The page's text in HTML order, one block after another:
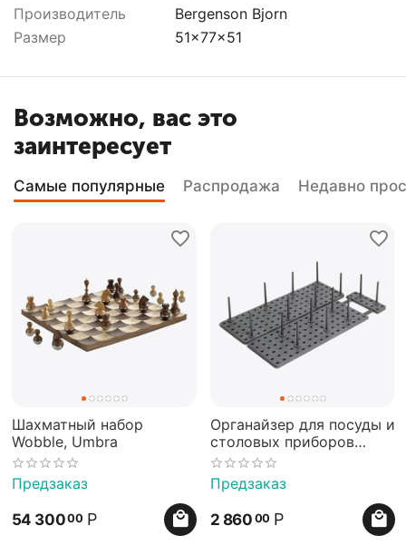
Производитель
Bergenson Bjorn
Размер
51x77x51
Возможно, вас это
заинтересует
Самые популярные Распродажа Недавно
Шахматный набор
Wobble, Umbra
Предзаказ
54 30000 Р
Органайзер для посуды и
столовых приборов
Peggy серый, Umbra
Предзаказ
2 860 00 Р